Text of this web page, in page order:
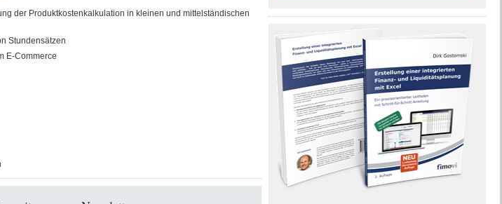
der Produktkostenkalkulation in kleinen und mittelständischen
Stundensätzen
E-Commerce